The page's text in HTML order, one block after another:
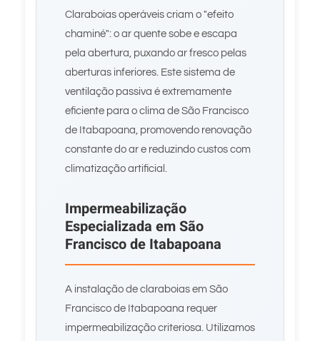
Claraboias operáveis criam o "efeito
chaminé": o ar quente sobe e escapa
pela abertura, puxando ar fresco pelas
aberturas inferiores. Este sistema de
ventilação passiva é extremamente
eficiente para o clima de São Francisco
de Itabapoana, promovendo renovação
constante do ar e reduzindo custos com
climatização artificial.
Impermeabilização
Especializada em São
Francisco de Itabapoana
A instalação de claraboias em São
Francisco de Itabapoana requer
impermeabilização criteriosa. Utilizamos